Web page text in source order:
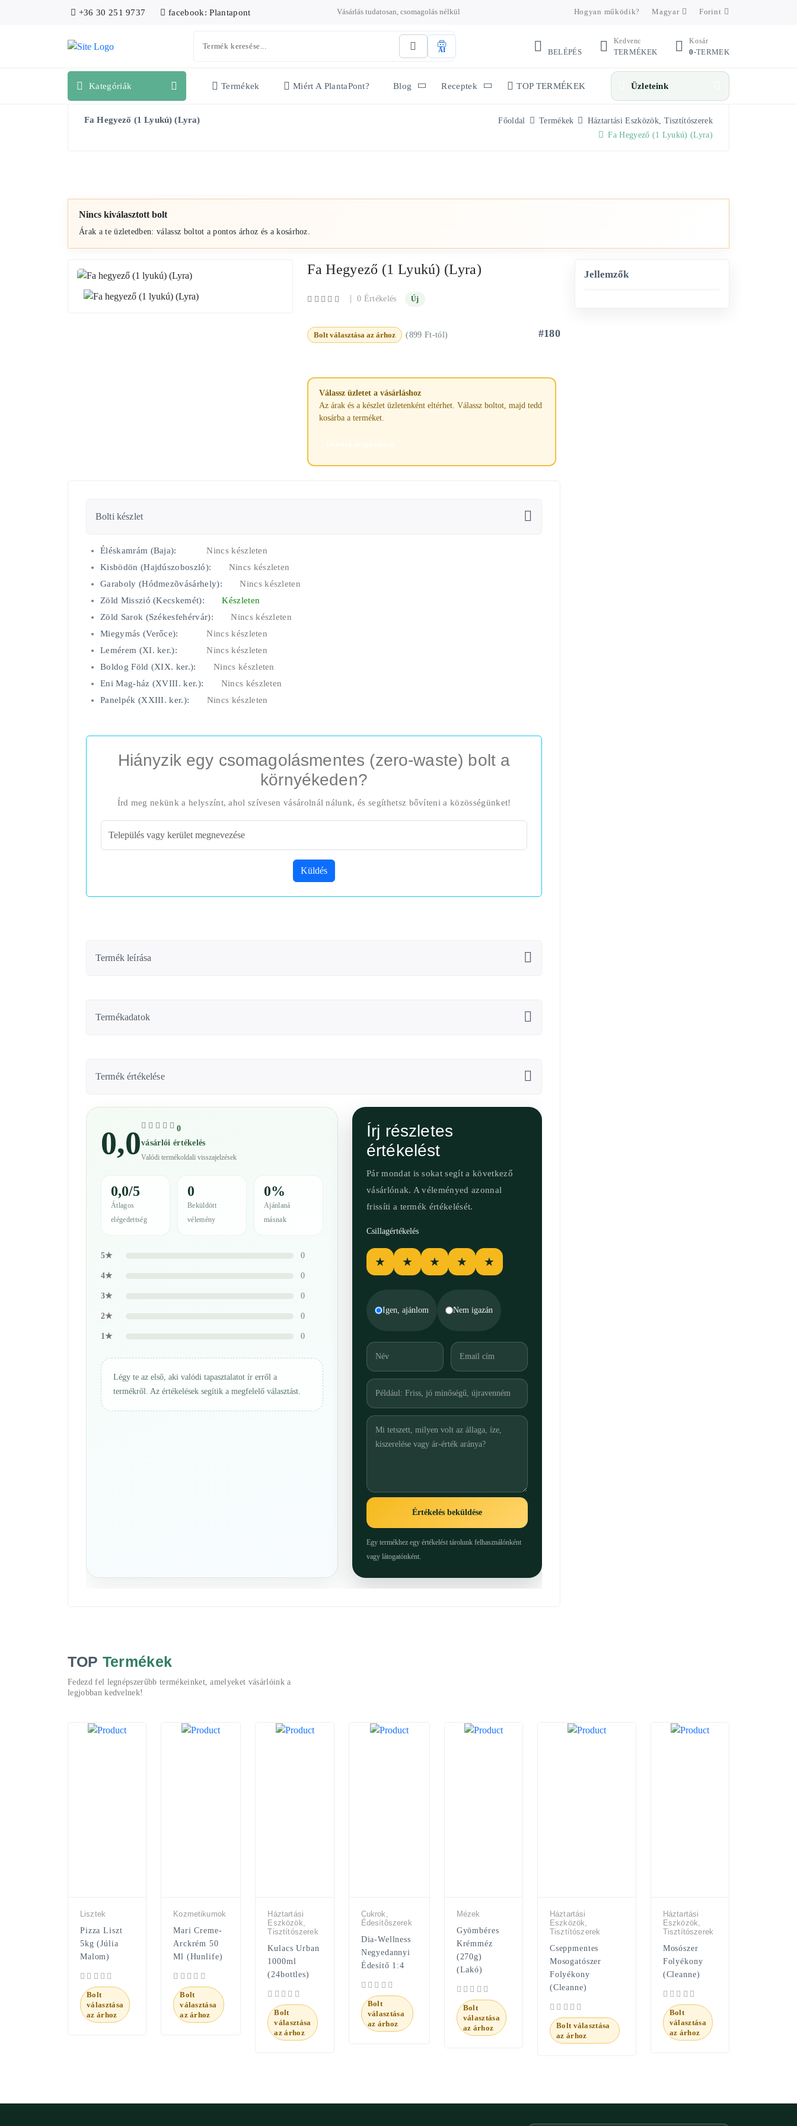
+36 30 251 9737 facebook: Plantapont Vásárlás tudatosan, csomagolás nélkül Hogyan működik? Magyar Forint
AI BELÉPÉS
Kedvenc
TERMÉKEK
Kosár
0-TERMEK
Kategóriák Termékek Miért A PlantaPont? Blog Receptek TOP TERMÉKEK Üzleteink
Fa Hegyező (1 Lyukú) (Lyra) Főoldal Termékek
Háztartási Eszközök, Tisztítószerek
Fa Hegyező (1 Lyukú) (Lyra)
Nincs kiválasztott bolt
Árak a te üzletedben: válassz boltot a pontos árhoz és a kosárhoz.
Fa Hegyező (1 Lyukú) (Lyra)
|0 Értékelés Új
Bolt választása az árhoz (899 Ft-tól) #180
Válassz üzletet a vásárláshoz
Az árak és a készlet üzletenként eltérhet. Válassz boltot, majd tedd
kosárba a terméket.
Üzletek megnyitása
Bolti készlet
Éléskamrám (Baja):
Nincs készleten
Kisbödön (Hajdúszoboszló):
Nincs készleten
Garaboly (Hódmezõvásárhely):
Nincs készleten
Zöld Misszió (Kecskemét):
Készleten
Zöld Sarok (Székesfehérvár):
Nincs készleten
Miegymás (Verőce):
Nincs készleten
Lemérem (XI. ker.):
Nincs készleten
Boldog Föld (XIX. ker.):
Nincs készleten
Eni Mag-ház (XVIII. ker.):
Nincs készleten
Panelpék (XXIII. ker.):
Nincs készleten
Hiányzik egy csomagolásmentes (zero-waste) bolt a
környékeden?
Írd meg nekünk a helyszínt, ahol szívesen vásárolnál nálunk, és segíthetsz bővíteni a közösségünket!
Küldés
Termék leírása
Termékadatok
Termék értékelése
0,0
0
vásárlói értékelés
Valódi termékoldali visszajelzések
0,0/5
Átlagos
elégedettség
0
Beküldött
vélemény
0%
Ajánlaná
másnak
5★ 0
4★ 0
3★ 0
2★ 0
1★ 0
Légy te az első, aki valódi tapasztalatot ír erről a
termékről. Az értékelések segítik a megfelelő választást.
Írj részletes
értékelést
Pár mondat is sokat segít a következő
vásárlónak. A véleményed azonnal
frissíti a termék értékelését.
Csillagértékelés
★ ★ ★ ★ ★
Igen, ajánlom Nem igazán
Értékelés beküldése
Egy termékhez egy értékelést tárolunk felhasználónként
vagy látogatónként.
Jellemzők
TOP Termékek
Fedezd fel legnépszerűbb termékeinket, amelyeket vásárlóink a
legjobban kedvelnek!
Lisztek
Pizza Liszt
5kg (Júlia
Malom)
Bolt
választása
az árhoz
Kozmetikumok
Mari Creme-
Arckrém 50
Ml (Hunlife)
Bolt
választása
az árhoz
Háztartási
Eszközök,
Tisztítószerek
Kulacs Urban
1000ml
(24bottles)
Bolt
választása
az árhoz
Cukrok,
Édesítõszerek
Dia-Wellness
Negyedannyi
Édesítő 1:4
Bolt
választása
az árhoz
Mézek
Gyömbéres
Krémméz
(270g)
(Lakó)
Bolt
választása
az árhoz
Háztartási
Eszközök,
Tisztítószerek
Cseppmentes
Mosogatószer
Folyékony
(Cleanne)
Bolt választása
az árhoz
Háztartási
Eszközök,
Tisztítószerek
Mosószer
Folyékony
(Cleanne)
Bolt
választása
az árhoz